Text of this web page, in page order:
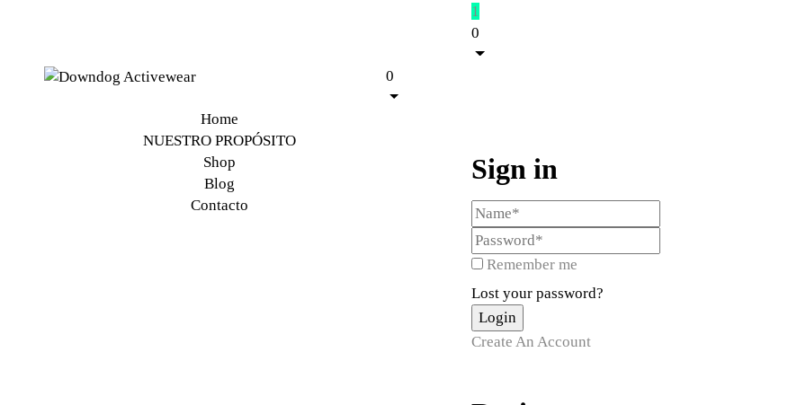
1
0
0
Home
NUESTRO PROPÓSITO
Shop
Blog
Contacto
Sign in
Remember me
Lost your password?
Create An Account